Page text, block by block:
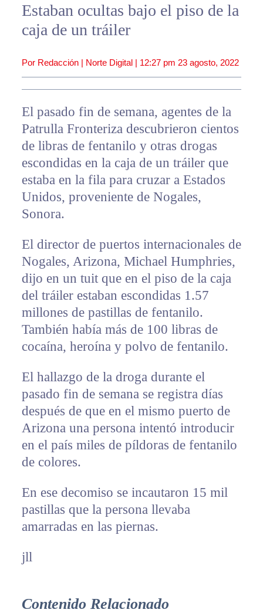
Estaban ocultas bajo el piso de la
caja de un tráiler
Por Redacción | Norte Digital | 12:27 pm 23 agosto, 2022
El pasado fin de semana, agentes de la
Patrulla Fronteriza descubrieron cientos
de libras de fentanilo y otras drogas
escondidas en la caja de un tráiler que
estaba en la fila para cruzar a Estados
Unidos, proveniente de Nogales,
Sonora.
El director de puertos internacionales de
Nogales, Arizona, Michael Humphries,
dijo en un tuit que en el piso de la caja
del tráiler estaban escondidas 1.57
millones de pastillas de fentanilo.
También había más de 100 libras de
cocaína, heroína y polvo de fentanilo.
El hallazgo de la droga durante el
pasado fin de semana se registra días
después de que en el mismo puerto de
Arizona una persona intentó introducir
en el país miles de píldoras de fentanilo
de colores.
En ese decomiso se incautaron 15 mil
pastillas que la persona llevaba
amarradas en las piernas.
jll
Contenido Relacionado